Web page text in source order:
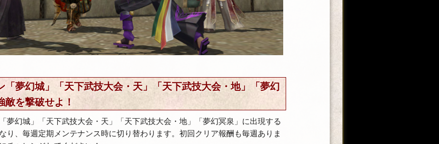
「夢幻城」「天下武技大会・天」「天下武技大会・地」「夢幻
敵を撃破せよ！
夢幻城」「天下武技大会・天」「天下武技大会・地」「夢幻冥泉」に出現する
り、毎週定期メンテナンス時に切り替わります。初回クリア報酬も毎週ありま